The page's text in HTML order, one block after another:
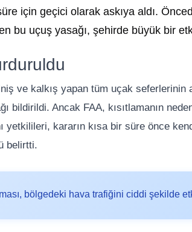
için geçici olarak askıya aldı.
bu uçuş yasağı, şehirde büyük bir
ve kalkış yapan tüm uçak seferlerinin
bildirildi. Ancak FAA, kısıtlamanın
yetkilileri, kararın kısa bir süre önce
belirtti.
bölgedeki hava trafiğini ciddi şekilde